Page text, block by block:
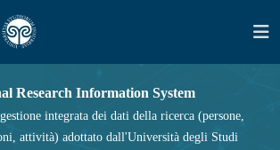
Research Information System
integrata dei dati della ricerca (persone,
attività) adottato dall'Università degli Studi